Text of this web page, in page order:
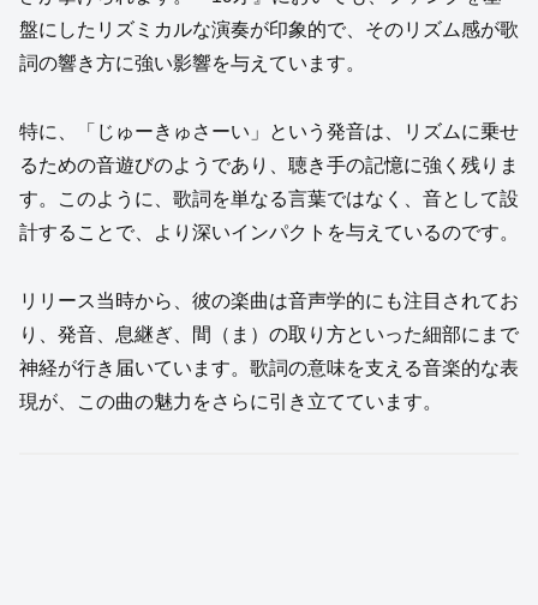
盤にしたリズミカルな演奏が印象的で、そのリズム感が歌
詞の響き方に強い影響を与えています。
特に、「じゅーきゅさーい」という発音は、リズムに乗せ
るための音遊びのようであり、聴き手の記憶に強く残りま
す。このように、歌詞を単なる言葉ではなく、音として設
計することで、より深いインパクトを与えているのです。
リリース当時から、彼の楽曲は音声学的にも注目されてお
り、発音、息継ぎ、間（ま）の取り方といった細部にまで
神経が行き届いています。歌詞の意味を支える音楽的な表
現が、この曲の魅力をさらに引き立てています。